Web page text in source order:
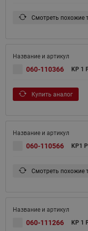
Смотреть похожие
060-110366 KP 1
Купить аналог
060-110566 KP1
Смотреть похожие
060-111266 KP 1